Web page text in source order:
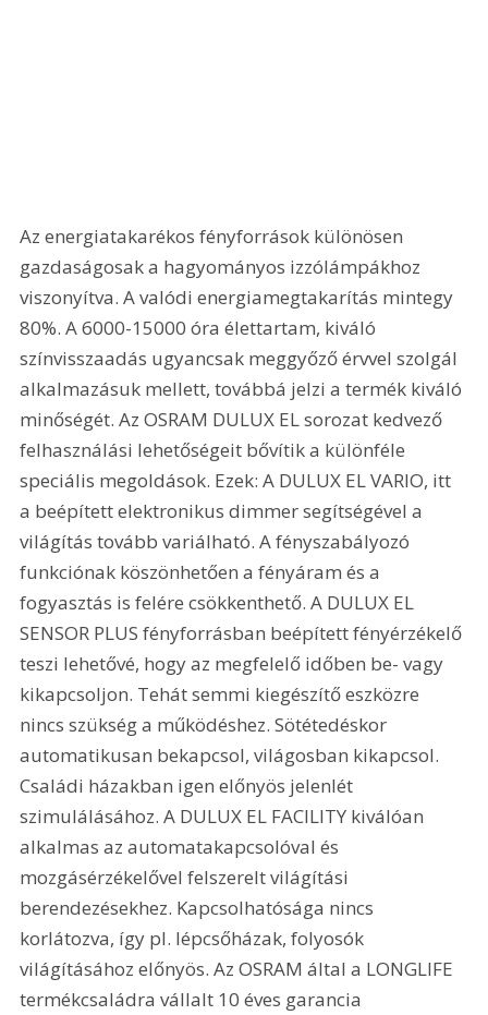
Az energiatakarékos fényforrások különösen
gazdaságosak a hagyományos izzólámpákhoz
viszonyítva. A valódi energiamegtakarítás mintegy
80%. A 6000-15000 óra élettartam, kiváló
színvisszaadás ugyancsak meggyőző érvvel szolgál
alkalmazásuk mellett, továbbá jelzi a termék kiváló
minőségét. Az OSRAM DULUX EL sorozat kedvező
felhasználási lehetőségeit bővítik a különféle
speciális megoldások. Ezek: A DULUX EL VARIO, itt
a beépített elektronikus dimmer segítségével a
világítás tovább variálható. A fényszabályozó
funkciónak köszönhetően a fényáram és a
fogyasztás is felére csökkenthető. A DULUX EL
SENSOR PLUS fényforrásban beépített fényérzékelő
teszi lehetővé, hogy az megfelelő időben be- vagy
kikapcsoljon. Tehát semmi kiegészítő eszközre
nincs szükség a működéshez. Sötétedéskor
automatikusan bekapcsol, világosban kikapcsol.
Családi házakban igen előnyös jelenlét
szimulálásához. A DULUX EL FACILITY kiválóan
alkalmas az automatakapcsolóval és
mozgásérzékelővel felszerelt világítási
berendezésekhez. Kapcsolhatósága nincs
korlátozva, így pl. lépcsőházak, folyosók
világításához előnyös. Az OSRAM által a LONGLIFE
termékcsaládra vállalt 10 éves garancia